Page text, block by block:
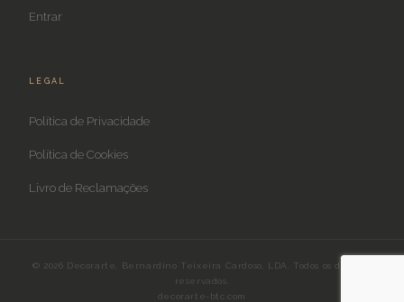
Entrar
LEGAL
Política de Privacidade
Política de Cookies
Livro de Reclamações
© 2026 Decorarte, Bernardino Teixeira Cardoso, LDA. Todos os direitos
reservados.
decorarte-btc.com